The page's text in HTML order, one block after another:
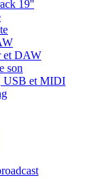
19''
et DAW
son
USB et MIDI